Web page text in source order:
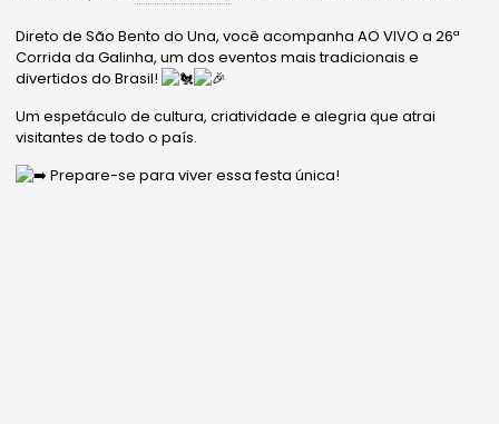
Direto de São Bento do Una, você acompanha AO VIVO a 26ª
Corrida da Galinha, um dos eventos mais tradicionais e
divertidos do Brasil!
Um espetáculo de cultura,criatividade e alegria que atrai
visitantes de todo o país.
Prepare-se para viver essa festa única!